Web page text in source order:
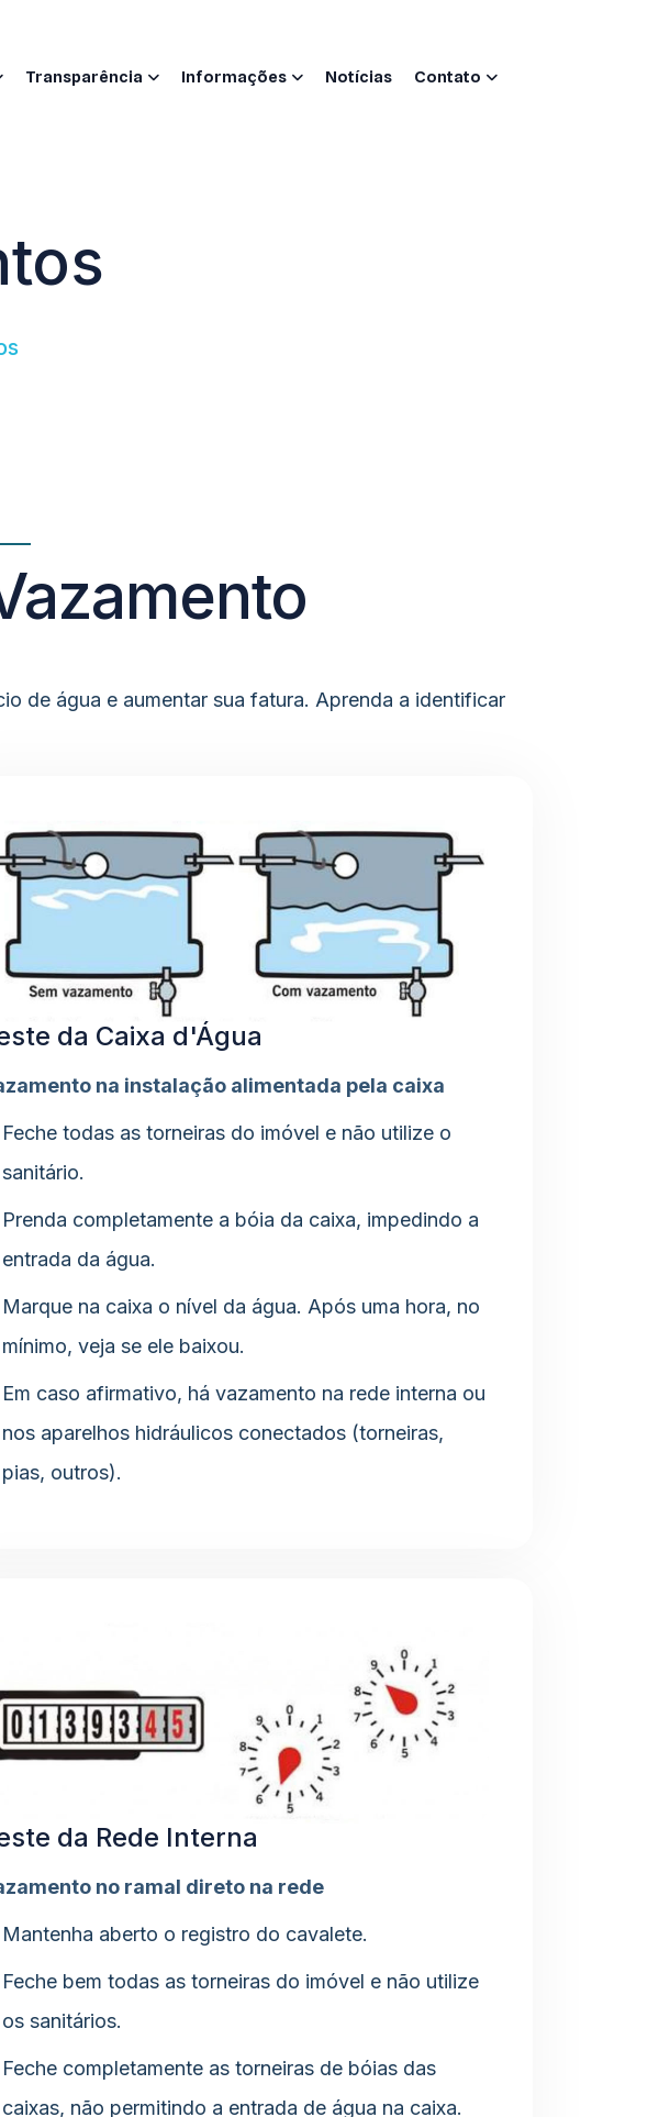
Transparência Informações Notícias Contato
de água e aumentar sua fatura. Aprenda a identificar
da Caixa d'Água
na instalação alimentada pela caixa
Feche todas as torneiras do imóvel e não utilize o
sanitário.
Prenda completamente a bóia da caixa, impedindo a
entrada da água.
Marque na caixa o nível da água. Após uma hora, no
mínimo, veja se ele baixou.
Em caso afirmativo, há vazamento na rede interna ou
nos aparelhos hidráulicos conectados (torneiras,
pias, outros).
da Rede Interna
no ramal direto na rede
Mantenha aberto o registro do cavalete.
Feche bem todas as torneiras do imóvel e não utilize
os sanitários.
Feche completamente as torneiras de bóias das
caixas, não permitindo a entrada de água na caixa.